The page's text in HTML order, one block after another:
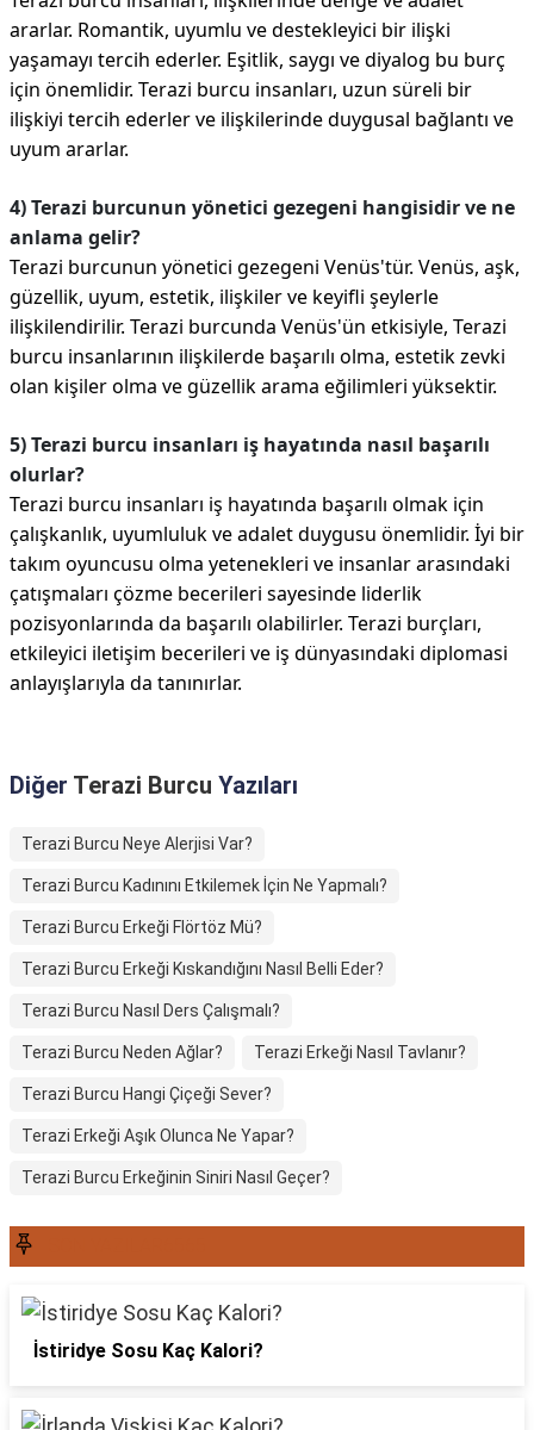
ararlar. Romantik, uyumlu ve destekleyici bir ilişki
yaşamayı tercih ederler. Eşitlik, saygı ve diyalog bu burç
için önemlidir. Terazi burcu insanları, uzun süreli bir
ilişkiyi tercih ederler ve ilişkilerinde duygusal bağlantı ve
uyum ararlar.
4) Terazi burcunun yönetici gezegeni hangisidir ve ne
anlama gelir?
Terazi burcunun yönetici gezegeni Venüs'tür. Venüs, aşk,
güzellik, uyum, estetik, ilişkiler ve keyifli şeylerle
ilişkilendirilir. Terazi burcunda Venüs'ün etkisiyle, Terazi
burcu insanlarının ilişkilerde başarılı olma, estetik zevki
olan kişiler olma ve güzellik arama eğilimleri yüksektir.
5) Terazi burcu insanları iş hayatında nasıl başarılı
olurlar?
Terazi burcu insanları iş hayatında başarılı olmak için
çalışkanlık, uyumluluk ve adalet duygusu önemlidir. İyi bir
takım oyuncusu olma yetenekleri ve insanlar arasındaki
çatışmaları çözme becerileri sayesinde liderlik
pozisyonlarında da başarılı olabilirler. Terazi burçları,
etkileyici iletişim becerileri ve iş dünyasındaki diplomasi
anlayışlarıyla da tanınırlar.
Diğer Terazi Burcu Yazıları
Terazi Burcu Neye Alerjisi Var?
Terazi Burcu Kadınını Etkilemek İçin Ne Yapmalı?
Terazi Burcu Erkeği Flörtöz Mü?
Terazi Burcu Erkeği Kıskandığını Nasıl Belli Eder?
Terazi Burcu Nasıl Ders Çalışmalı?
Terazi Burcu Neden Ağlar? Terazi Erkeği Nasıl Tavlanır?
Terazi Burcu Hangi Çiçeği Sever?
Terazi Erkeği Aşık Olunca Ne Yapar?
Terazi Burcu Erkeğinin Siniri Nasıl Geçer?
İstiridye Sosu Kaç Kalori?